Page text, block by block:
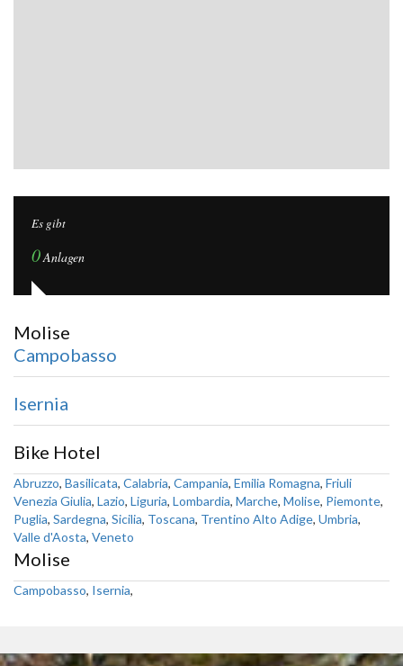
Es gibt
0Anlagen
Molise
Campobasso
Isernia
Bike Hotel
Abruzzo, Basilicata, Calabria, Campania, Emilia Romagna, Friuli
Venezia Giulia, Lazio, Liguria, Lombardia, Marche, Molise, Piemonte,
Puglia, Sardegna, Sicilia, Toscana, Trentino Alto Adige, Umbria,
Valle d'Aosta, Veneto
Molise
Campobasso, Isernia,